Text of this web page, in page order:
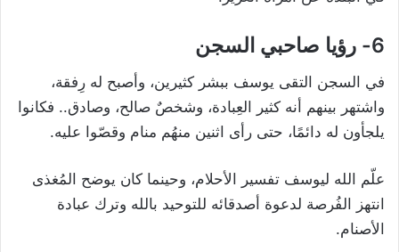
6- رؤيا صاحبي السجن
في السجن التقى يوسف ببشر كثيرين، وأصبح له رِفقة،
واشتهر بينهم أنه كثير العِبادة، وشخصٌ صالح، وصادق.. فكانوا
يلجأون له دائمًا، حتى رأى اثنين منهُم منام وقصّوا عليه.
علّم الله ليوسف تفسير الأحلام، وحينما كان يوضح المُغذى
انتهز الفُرصة لدعوة أصدقائه للتوحيد بالله وترك عبادة
الأصنام.